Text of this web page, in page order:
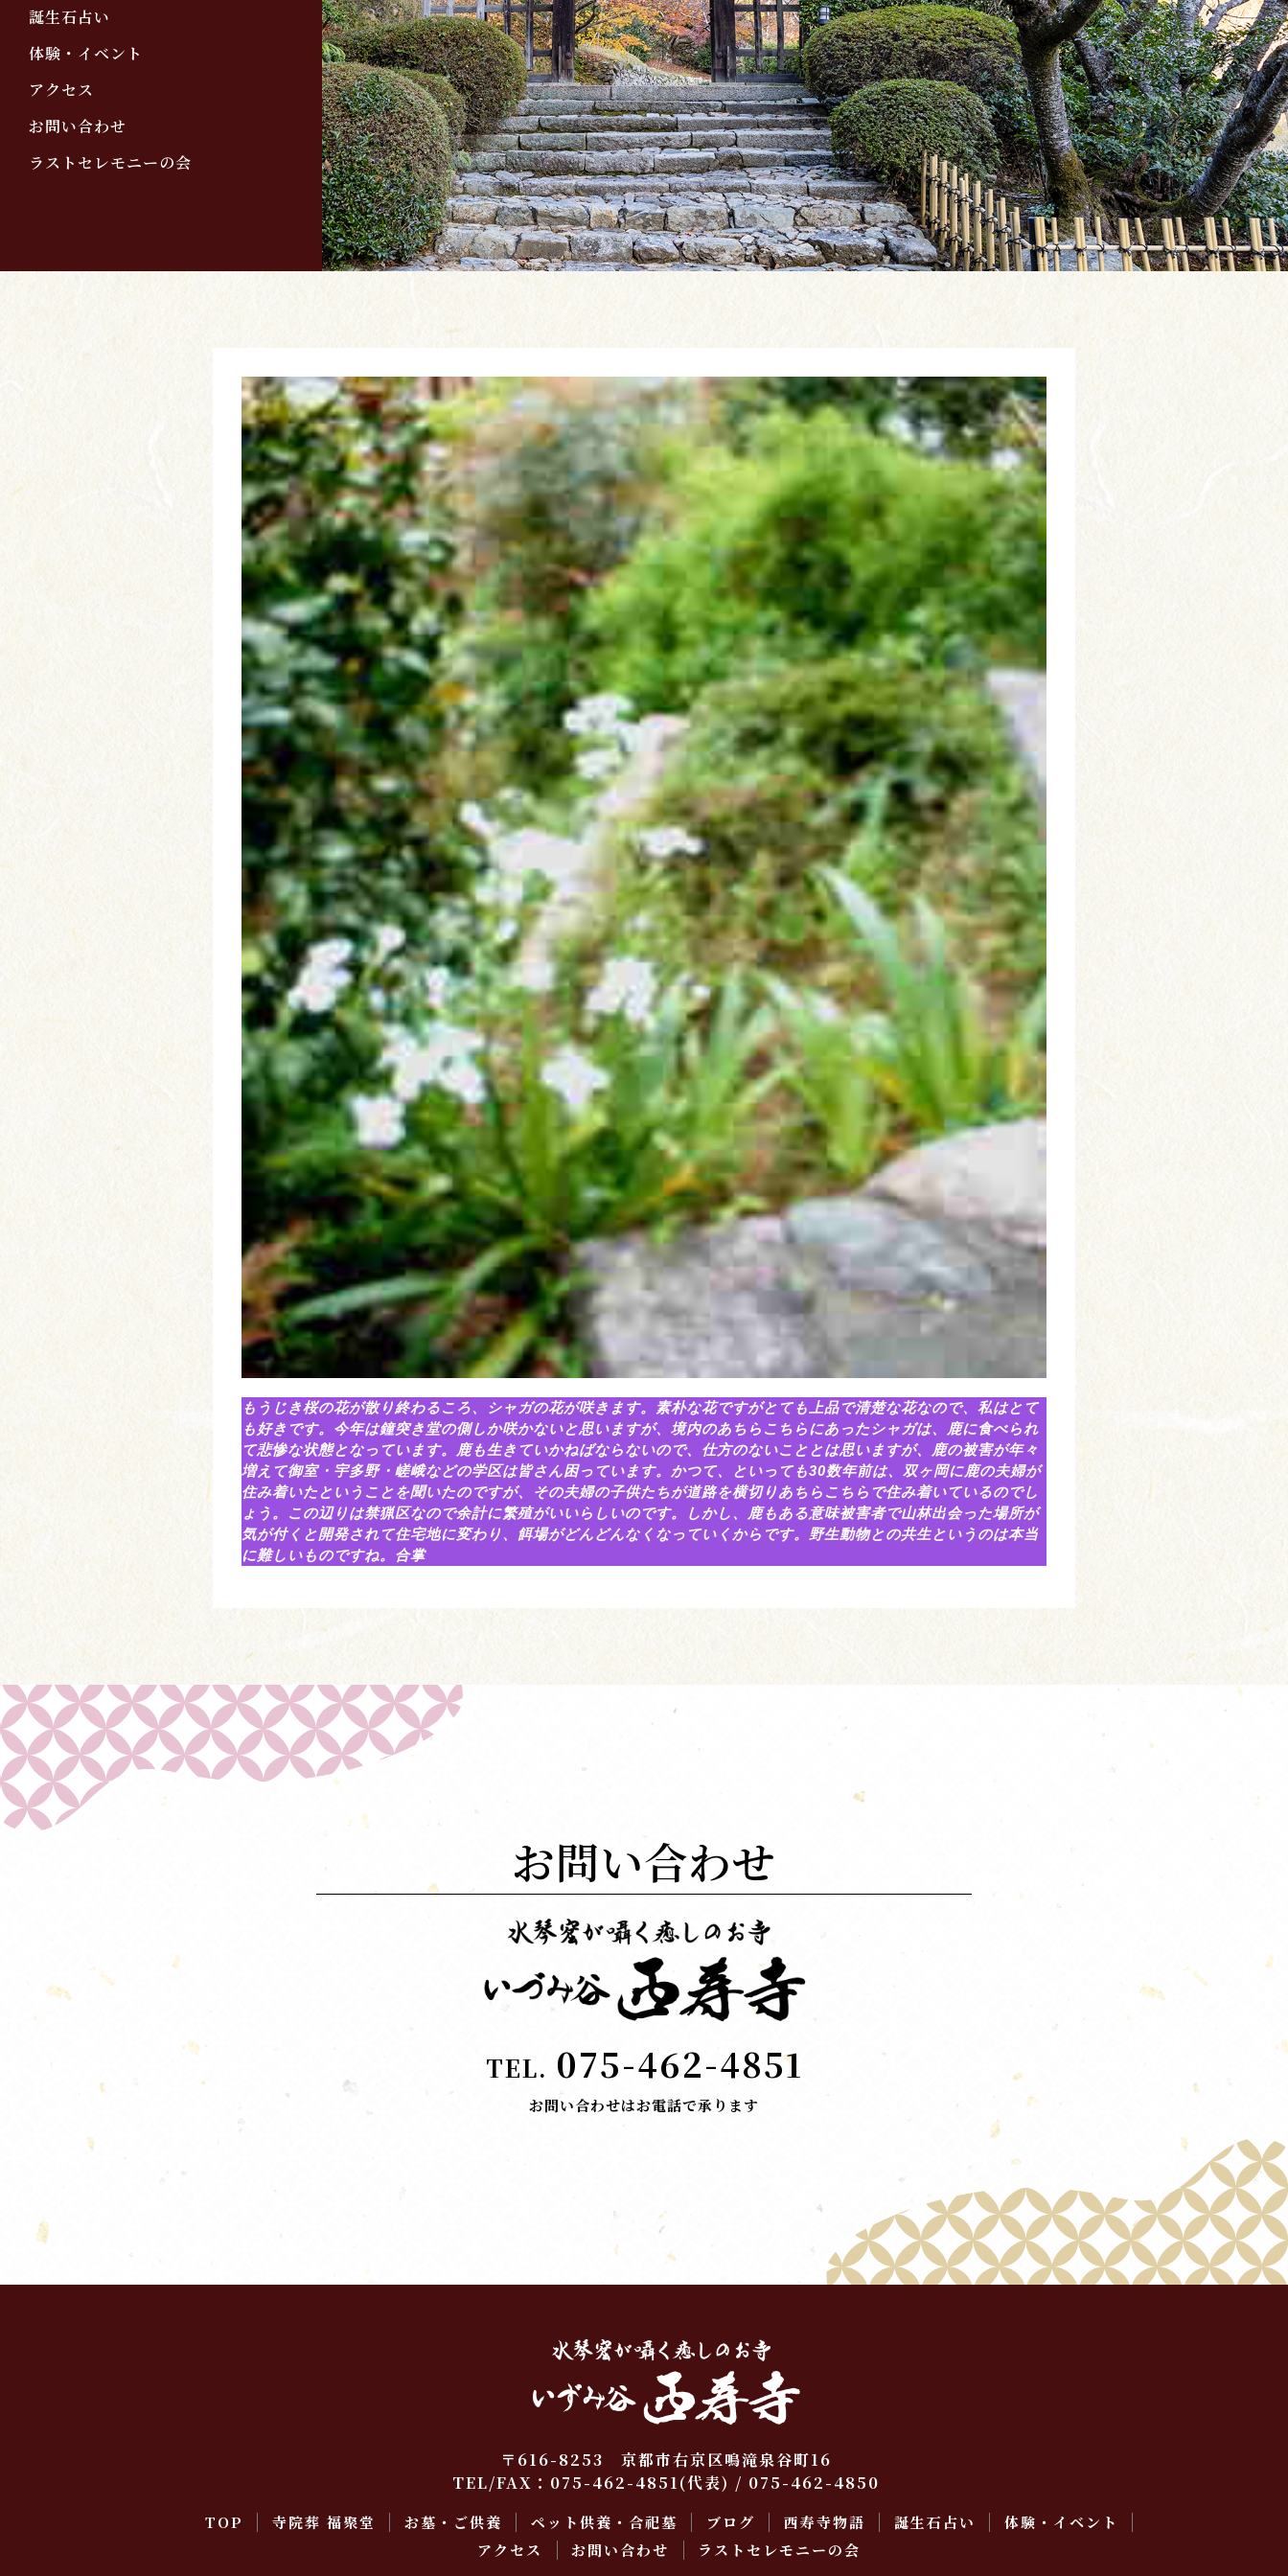
誕生石占い
体験・イベント
アクセス
お問い合わせ
ラストセレモニーの会
もうじき桜の花が散り終わるころ、シャガの花が咲きます。素朴な花ですがとても上品で清楚な花なので、私はとて
も好きです。今年は鐘突き堂の側しか咲かないと思いますが、境内のあちらこちらにあったシャガは、鹿に食べられ
て悲惨な状態となっています。鹿も生きていかねばならないので、仕方のないこととは思いますが、鹿の被害が年々
増えて御室・宇多野・嵯峨などの学区は皆さん困っています。かつて、といっても30数年前は、双ヶ岡に鹿の夫婦が
住み着いたということを聞いたのですが、その夫婦の子供たちが道路を横切りあちらこちらで住み着いているのでし
ょう。この辺りは禁猟区なので余計に繁殖がいいらしいのです。しかし、鹿もある意味被害者で山林出会った場所が
気が付くと開発されて住宅地に変わり、餌場がどんどんなくなっていくからです。野生動物との共生というのは本当
に難しいものですね。合掌
お問い合わせ
TEL. 075-462-4851
お問い合わせはお電話で承ります
〒616-8253 京都市右京区鳴滝泉谷町16
TEL/FAX： 075-462-4851(代表) / 075-462-4850
TOP 寺院葬 福聚堂 お墓・ご供養 ペット供養・合祀墓 ブログ 西寿寺物語 誕生石占い
体験・イベント
アクセス
お問い合わせ ラストセレモニーの会